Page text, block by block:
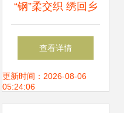
“钢”柔交织 绣回乡
情的650万销售额
之谜
查看详情
更新时间：2026-08-06
05:24:06